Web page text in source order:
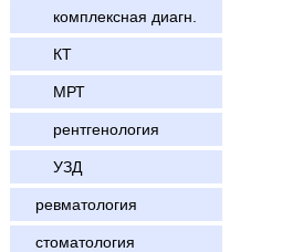
комплексная диагн.
КТ
МРТ
рентгенология
УЗД
ревматология
стоматология